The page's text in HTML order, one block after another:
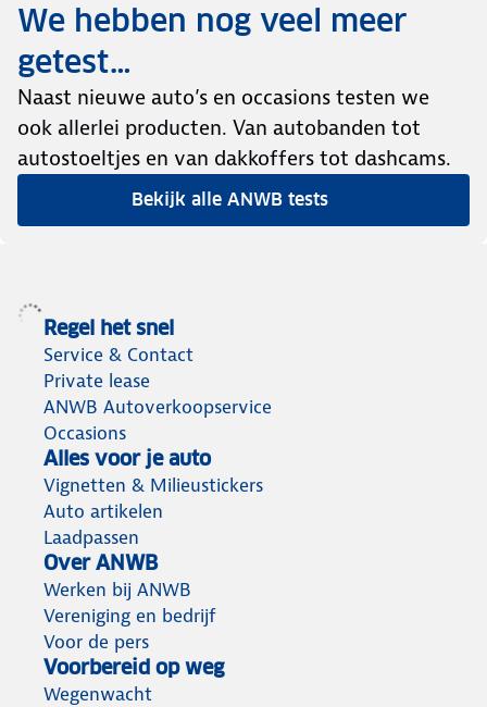
We hebben nog veel meer
getest…
Naast nieuwe auto’s en occasions testen we
ook allerlei producten. Van autobanden tot
autostoeltjes en van dakkoffers tot dashcams.
Bekijk alle ANWB tests
Regel het snel
Service & Contact
Private lease
ANWB Autoverkoopservice
Occasions
Alles voor je auto
Vignetten & Milieustickers
Auto artikelen
Laadpassen
Over ANWB
Werken bij ANWB
Vereniging en bedrijf
Voor de pers
Voorbereid op weg
Wegenwacht